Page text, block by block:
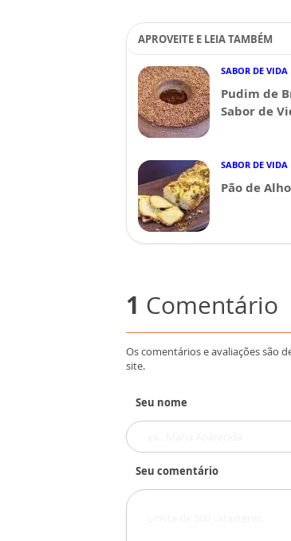
APROVEITE E LEIA TAMBÉM
SABOR DE VIDA
Pudim de
Sabor de
SABOR DE VIDA
Pão de
1 Comentário
Os comentários e avaliações são
site.
Seu nome
Seu comentário